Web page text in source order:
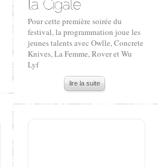
Pour cette première soirée du
festival, la programmation joue les
jeunes talents avec Owlle, Concrete
Knives, La Femme, Rover et Wu
Lyf
lire la suite